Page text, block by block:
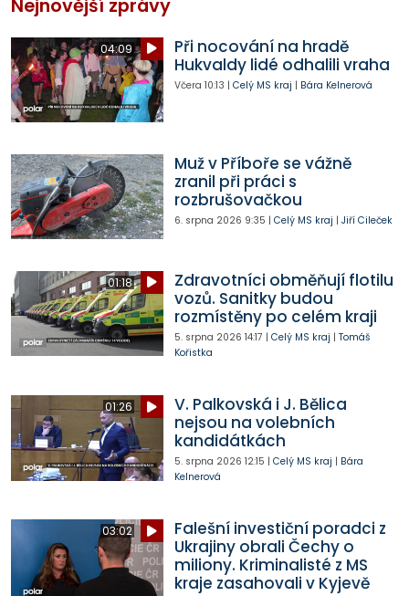
Nejnovější zprávy
04:09
Při nocování na hradě
Hukvaldy lidé odhalili vraha
Včera 10:13 | Celý MS kraj | Bára Kelnerová
Muž v Příboře se vážně
zranil při práci s
rozbrušovačkou
6. srpna 2026 9:35 | Celý MS kraj | Jiří Cileček
01:18
Zdravotníci obměňují flotilu
vozů. Sanitky budou
rozmístěny po celém kraji
5. srpna 2026 14:17 | Celý MS kraj | Tomáš
Kořistka
01:26
V. Palkovská i J. Bělica
nejsou na volebních
kandidátkách
5. srpna 2026 12:15 | Celý MS kraj | Bára
Kelnerová
03:02
Falešní investiční poradci z
Ukrajiny obrali Čechy o
miliony. Kriminalisté z MS
kraje zasahovali v Kyjevě